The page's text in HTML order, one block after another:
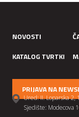
NOVOSTI
KATALOG TVRTKI
PRIJAVA NA
Ured: II. Loparska 2,
Sjedište: Modecova